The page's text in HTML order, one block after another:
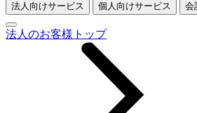
法人向けサービス 個人向けサービス 会
法人のお客様トップ